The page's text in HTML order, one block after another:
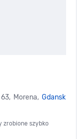
Morena, Gdansk
zrobione szybko